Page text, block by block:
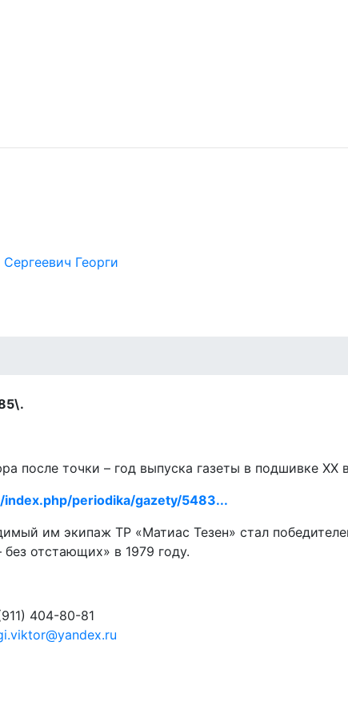
Георги
после точки – год выпуска газеты в подшивке ХХ
periodika/gazety/5483...
им экипаж ТР «Матиас Тезен» стал
отстающих» в 1979 году.
404-80-81